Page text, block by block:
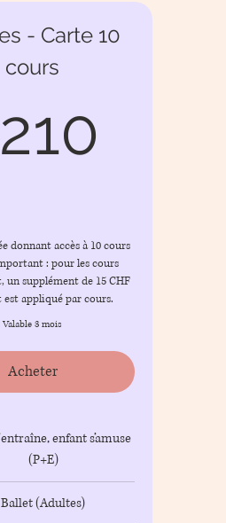
- Carte 10
cours
210
donnant accès à 10 cours
: pour les cours
un supplément de 15 CHF
est appliqué par cours.
Valable 3 mois
Acheter
enfant s’amuse
(P+E)
Ballet (Adultes)